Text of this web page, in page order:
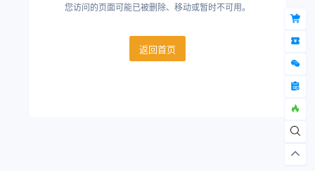
您访问的页面可能已被删除、移动或暂时不可用。
返回首页